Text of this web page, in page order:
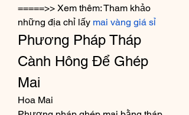
=====>> Xem thêm: Tham khảo
những địa chỉ lấy mai vàng giá sỉ
Phương Pháp Tháp
Cành Hông Để Ghép
Mai
Hoa Mai